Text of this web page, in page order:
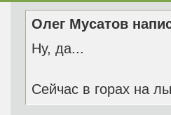
Oлег Мусатов
Ну, да...
Сейчас в горах на